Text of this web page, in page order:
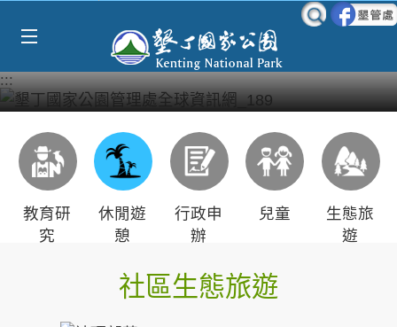
:::
教育研
究
休閒遊
憩
行政申
辦
兒童
生態旅
遊
社區生態旅遊